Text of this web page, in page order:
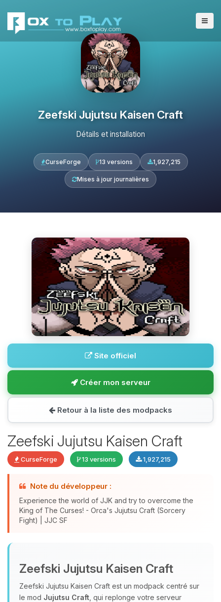
Zeefski Jujutsu Kaisen Craft
Détails et installation
CurseForge 13 versions 1,927,215
Mises à jour journalières
Site officiel
Créer mon serveur
Retour à la liste des modpacks
Zeefski Jujutsu Kaisen Craft
CurseForge 13 versions 1,927,215
Note du développeur :
Experience the world of JJK and try to overcome the
King of The Curses! - Orca's Jujutsu Craft (Sorcery
Fight) | JJC SF
Zeefski Jujutsu Kaisen Craft
Zeefski Jujutsu Kaisen Craft est un modpack centré sur
le mod Jujutsu Craft , qui replonge votre serveur
Youpi, enfin quelqu’un pour me
parler ! Moi c’est Choupy, ton petit
06/08/2026 à 15:52